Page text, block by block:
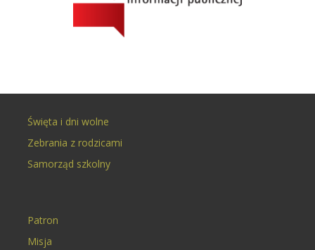
Święta i dni wolne
Zebrania z rodzicami
Samorząd szkolny
Patron
Misja